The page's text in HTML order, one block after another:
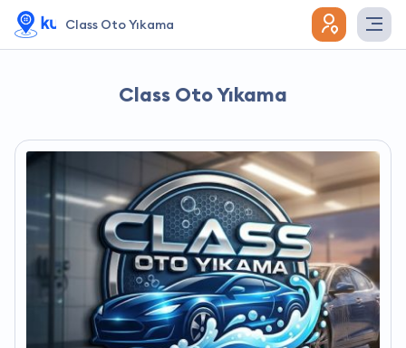
Class Oto Yıkama
Class Oto Yıkama